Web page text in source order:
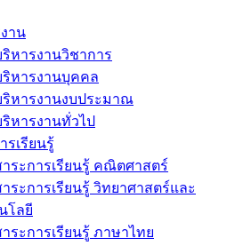
าน
หารงานวิชาการ
หารงานบุคคล
หารงานงบประมาณ
หารงานทั่วไป
รเรียนรู้
ระการเรียนรู้ คณิตศาสตร์
ระการเรียนรู้ วิทยาศาสตร์และ
โลยี
ระการเรียนรู้ ภาษาไทย